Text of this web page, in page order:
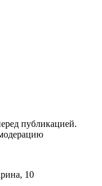
публикацией.
10